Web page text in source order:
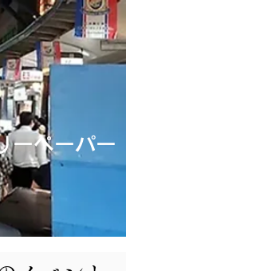
ーペーパー